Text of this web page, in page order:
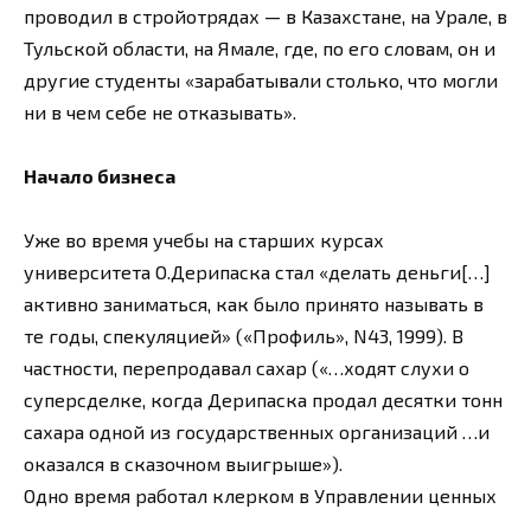
проводил в стройотрядах — в Казахстане, на Урале, в
Тульской области, на Ямале, где, по его словам, он и
другие студенты «зарабатывали столько, что могли
ни в чем себе не отказывать».
Начало бизнеса
Уже во время учебы на старших курсах
университета О.Дерипаска стал «делать деньги[…]
активно заниматься, как было принято называть в
те годы, спекуляцией» («Профиль», N43, 1999). В
частности, перепродавал сахар («…ходят слухи о
суперсделке, когда Дерипаска продал десятки тонн
сахара одной из государственных организаций …и
оказался в сказочном выигрыше»).
Одно время работал клерком в Управлении ценных